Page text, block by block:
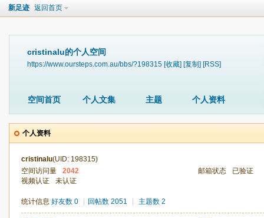
新足迹 返回首页
cristinalu的个人空间
https://www.oursteps.com.au/bbs/?198315 [收藏] [复制] [RSS]
空间首页 个人文集 主题 个人资料
个人资料
cristinalu(UID: 198315)
空间访问量
2042 邮箱状态
已验证
视频认证
未认证
统计信息 好友数 0 回帖数 2051 主题数 2